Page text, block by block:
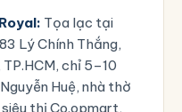
Tọa lạc tại
Lý Chính Thắng,
TP.HCM, chỉ 5–10
Huệ, nhà thờ
thị Co.opmart,